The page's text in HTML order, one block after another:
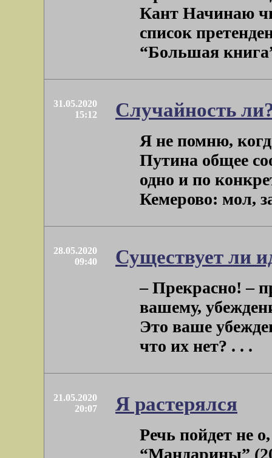
Кант Начинаю
список
“Большая
31.05.2020
15:12
Случайность
Я не помню,
Путина общее
одно и по
Кемерово: мол,
28.05.2020
09:40
Существует ли
– Прекрасно! –
вашему,
Это ваше
что их нет? . . .
21.05.2020
20:07
Я растерялся
Речь пойдет не